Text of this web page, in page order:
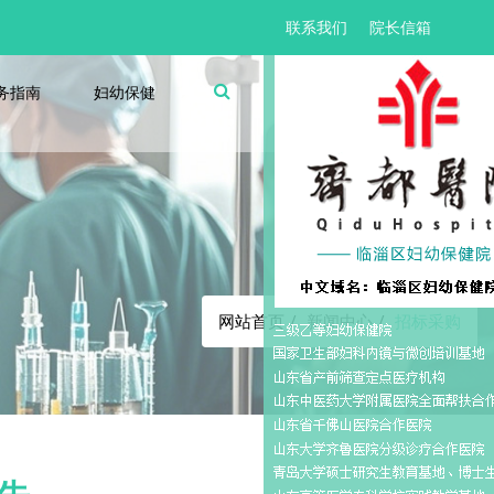
联系我们 院长信箱
指南 妇幼保健
招标采购
网站首页 新闻中心 招标采购